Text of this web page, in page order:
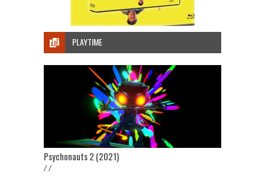
PLAYTIME
Psychonauts 2 (2021)
/ /